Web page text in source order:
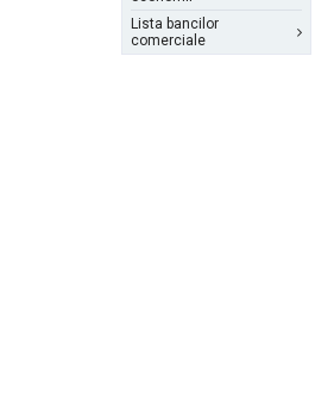
Lista bancilor
comerciale